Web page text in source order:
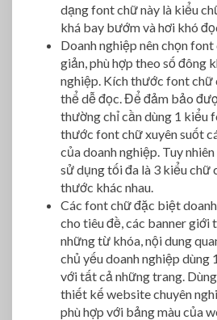
dạng font chữ này là kiểu
khá bay bướm và hơi khó
Doanh nghiệp nên chọn
giản, phù hợp theo số đông
nghiệp. Kích thước font chữ
thể dễ đọc. Để đảm bảo
thường chỉ cần dùng 1 kiểu
thước font chữ xuyên suốt
của doanh nghiệp. Tuy
sử dụng tối đa là 3 kiểu chữ
thước khác nhau.
Các font chữ đặc biệt
cho tiêu đề, các banner giới
những từ khóa, nội dung
chủ yếu doanh nghiệp dùng
với tất cả những trang.
thiết kế website chuyên
phù hợp với bảng màu của